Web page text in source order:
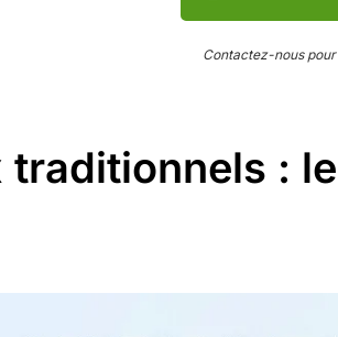
Contactez-nous
traditionnels :